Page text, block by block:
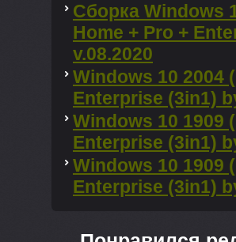
Сборка Windows
Home + Pro +
v.08.2020
Windows 10 2004
Enterprise (3in1)
Windows 10 1909
Enterprise (3in1)
Windows 10 1909
Enterprise (3in1)